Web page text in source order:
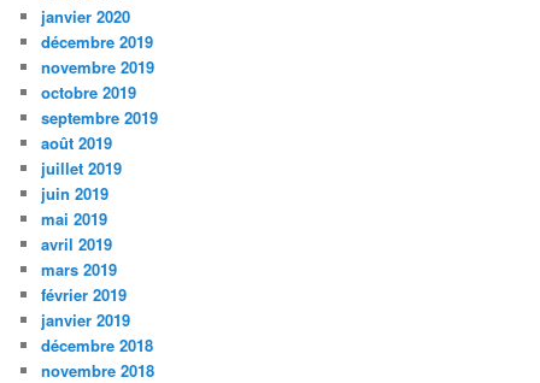
janvier 2020
décembre 2019
novembre 2019
octobre 2019
septembre 2019
août 2019
juillet 2019
juin 2019
mai 2019
avril 2019
mars 2019
février 2019
janvier 2019
décembre 2018
novembre 2018